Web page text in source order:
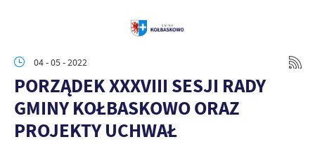
04 - 05 - 2022
PORZĄDEK XXXVIII SESJI RADY
GMINY KOŁBASKOWO ORAZ
PROJEKTY UCHWAŁ